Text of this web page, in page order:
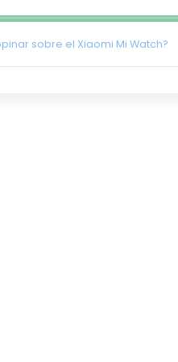
sobre el Xiaomi Mi Watch?